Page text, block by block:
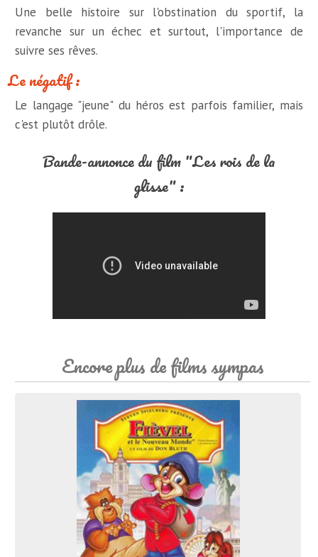
Une belle histoire sur l'obstination du sportif, la
revanche sur un échec et surtout, l'importance de
suivre ses rêves.
Le négatif :
Le langage "jeune" du héros est parfois familier, mais
c'est plutôt drôle.
Bande-annonce du film "Les rois de la
glisse" :
Encore plus de films sympas